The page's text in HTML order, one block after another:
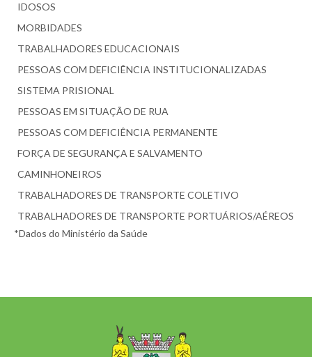
IDOSOS
MORBIDADES
TRABALHADORES EDUCACIONAIS
PESSOAS COM DEFICIÊNCIA INSTITUCIONALIZADAS
SISTEMA PRISIONAL
PESSOAS EM SITUAÇÃO DE RUA
PESSOAS COM DEFICIÊNCIA PERMANENTE
FORÇA DE SEGURANÇA E SALVAMENTO
CAMINHONEIROS
TRABALHADORES DE TRANSPORTE COLETIVO
TRABALHADORES DE TRANSPORTE PORTUÁRIOS/AÉREOS
*Dados do Ministério da Saúde